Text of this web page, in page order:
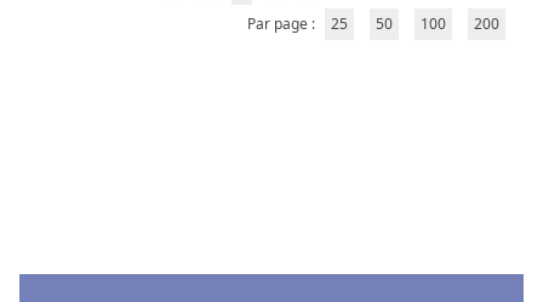
Par page :
25 50 100 200